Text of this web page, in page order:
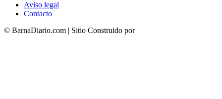
Aviso legal
Contacto
© BarnaDiario.com | Sitio Construido por